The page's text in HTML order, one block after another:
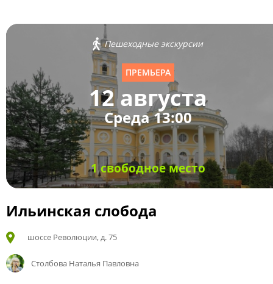
Пешеходные экскурсии
ПРЕМЬЕРА
12 августа
Среда 13:00
1 свободное место
Ильинская слобода
шоссе Революции, д. 75
Столбова Наталья Павловна